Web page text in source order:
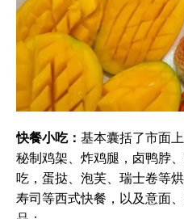
快餐小吃： 基本囊括了市面
秘制鸡架、炸鸡腿，卤鸭脖
吃，蛋挞、泡芙、瑞士卷等
寿司等西式快餐，以及意面